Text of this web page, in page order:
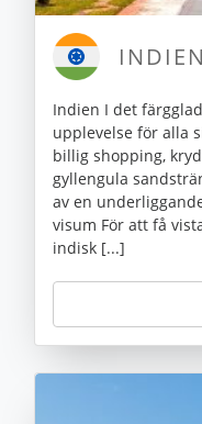
INDIEN
Indien I det
upplevelse för alla
billig shopping,
gyllengula
av en
visum För att få
indisk [...]